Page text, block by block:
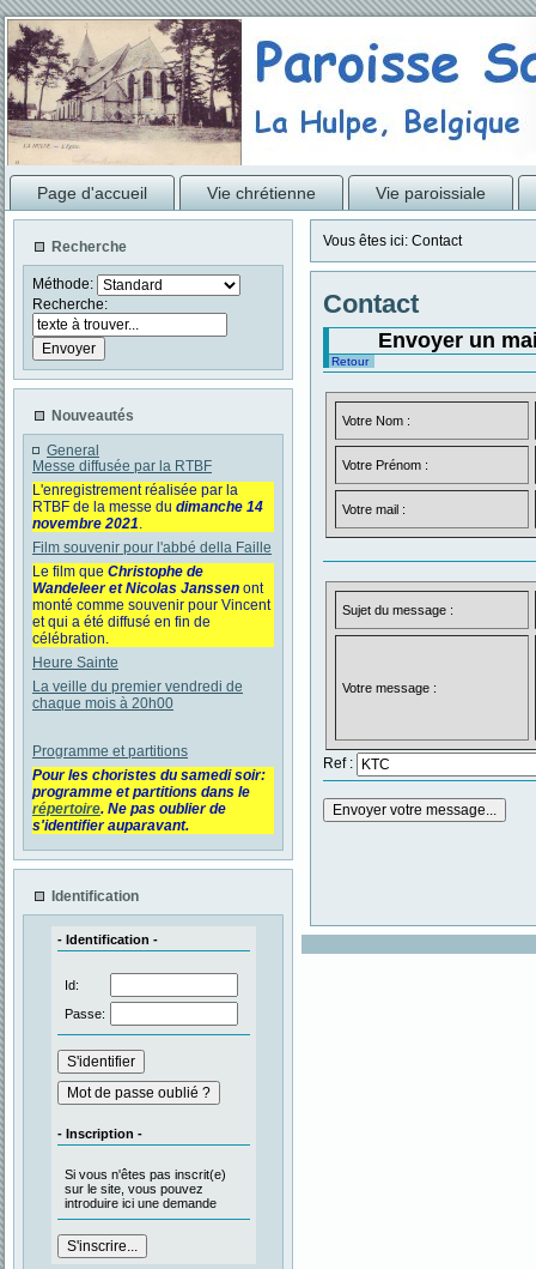
Page d'accueil Vie chrétienne Vie paroissiale
Recherche
Méthode:
Recherche:
Nouveautés
General
Messe diffusée par la RTBF
L'enregistrement réalisée par la
RTBF de la messe du dimanche 14
novembre 2021.
Film souvenir pour l'abbé della Faille
Le film que Christophe de
Wandeleer et Nicolas Janssen ont
monté comme souvenir pour Vincent
et qui a été diffusé en fin de
célébration.
Heure Sainte
La veille du premier vendredi de
chaque mois à 20h00
Programme et partitions
Pour les choristes du samedi soir:
programme et partitions dans le
répertoire. Ne pas oublier de
s'identifier auparavant.
Identification
- Identification -
Id:
Passe:
- Inscription -
Si vous n'êtes pas inscrit(e)
sur le site, vous pouvez
introduire ici une demande
Vous êtes ici: Contact
Contact
Envoyer un
Retour
Votre Nom :
Votre Prénom :
Votre mail :
Sujet du message :
Votre message :
Ref :